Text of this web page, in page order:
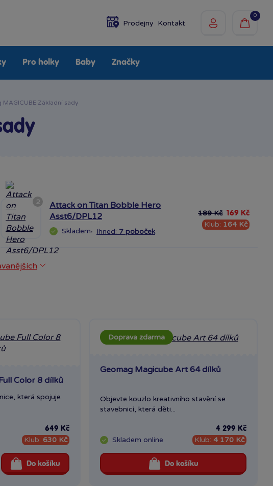
Prodejny Kontakt
0
Pro holky Baby Značky
MAGICUBE Základní sady
2
Attack on Titan Bobble Hero
Asst6/DPL12
Skladem· Ihned: 7 poboček
189 Kč 169 Kč
Klub: 164 Kč
Color 8 dílků
která spojuje
649 Kč
Klub: 630 Kč
Do košíku
Doprava zdarma
Geomag Magicube Art 64 dílků
Objevte kouzlo kreativního stavění se
stavebnicí, která děti...
Skladem online
4 299 Kč
Klub: 4 170 Kč
Do košíku